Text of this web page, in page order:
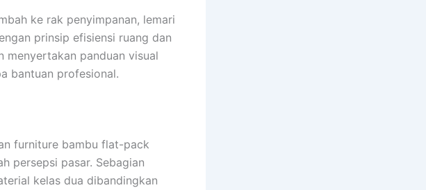
ke rak penyimpanan, lemari
prinsip efisiensi ruang dan
menyertakan panduan visual
bantuan profesional.
furniture bambu flat-pack
persepsi pasar. Sebagian
kelas dua dibandingkan